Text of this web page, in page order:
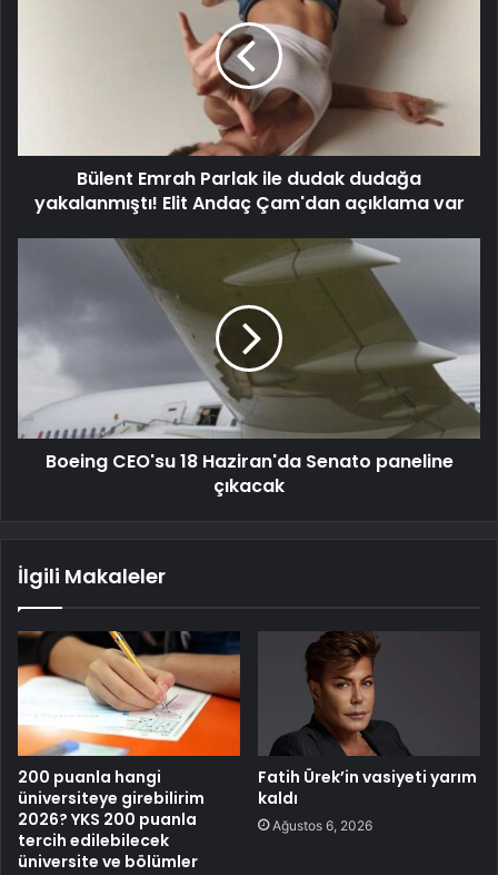
Bülent Emrah Parlak ile dudak dudağa
yakalanmıştı! Elit Andaç Çam'dan açıklama var
Boeing CEO'su 18 Haziran'da Senato paneline
çıkacak
İlgili Makaleler
200 puanla hangi
üniversiteye girebilirim
2026? YKS 200 puanla
tercih edilebilecek
üniversite ve bölümler
Fatih Ürek’in vasiyeti yarım
kaldı
Ağustos 6, 2026